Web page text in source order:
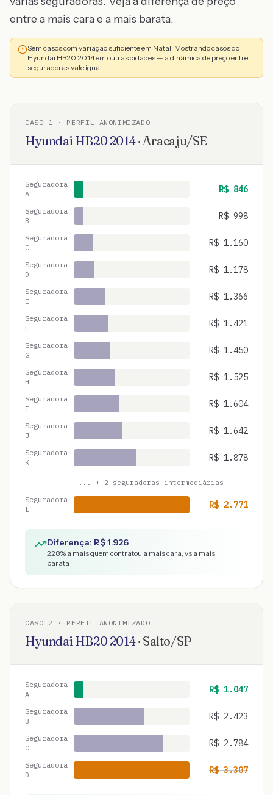
entre a mais cara e a mais barata:
Sem casos com variação suficiente em Natal. Mostrando casos do
Hyundai HB20 2014 em outras cidades — a dinâmica de preço entre
seguradoras vale igual.
CASO 1 · PERFIL ANONIMIZADO
Hyundai HB202014·Aracaju/SE
Seguradora
A
R$ 846
Seguradora
B
R$ 998
Seguradora
C
R$ 1.160
Seguradora
D
R$ 1.178
Seguradora
E
R$ 1.366
Seguradora
F
R$ 1.421
Seguradora
G
R$ 1.450
Seguradora
H
R$ 1.525
Seguradora
I
R$ 1.604
Seguradora
J
R$ 1.642
Seguradora
K
R$ 1.878
... + 2 seguradoras intermediárias
Seguradora
L
R$2.771
Diferença: R$1.926
228% a mais quem contratou a mais cara, vs a mais
barata
CASO 2 · PERFIL ANONIMIZADO
Hyundai HB202014· Salto/SP
Seguradora
A
R$ 1.047
Seguradora
B
R$ 2.423
Seguradora
C
R$ 2.784
Seguradora
D
R$3.307